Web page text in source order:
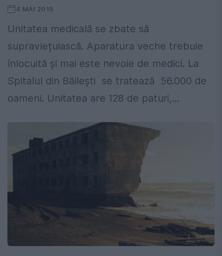
4 MAI 2015
Unitatea medicală se zbate să
supraviețuiască. Aparatura veche trebuie
înlocuită și mai este nevoie de medici. La
Spitalul din Băilești se tratează 56.000 de
oameni. Unitatea are 128 de paturi,...